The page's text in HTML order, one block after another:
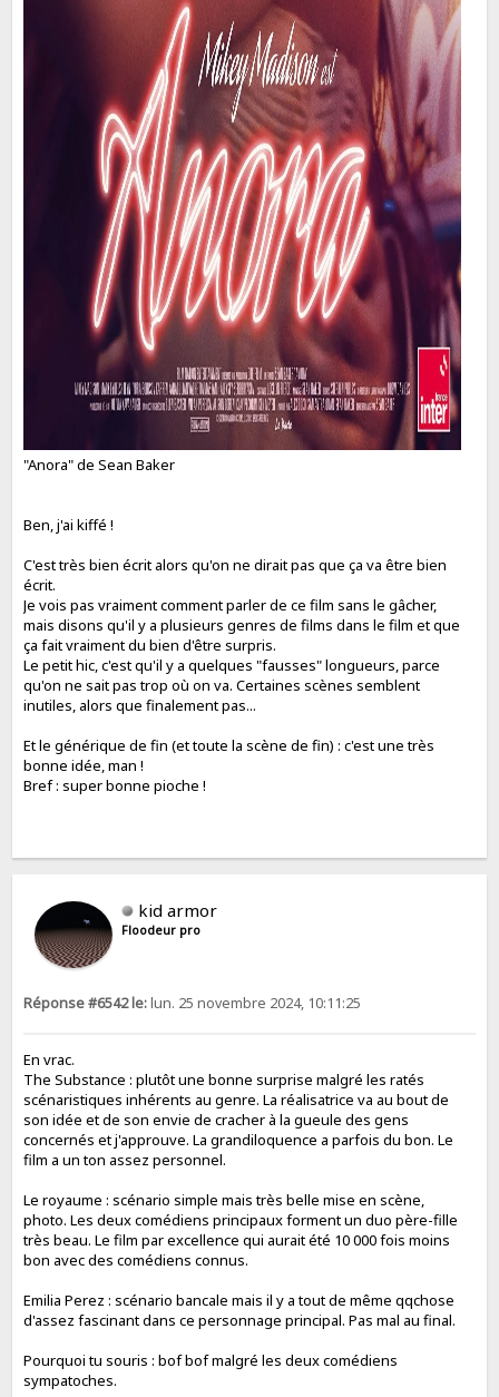
"Anora" de Sean Baker
Ben, j'ai kiffé !
C'est très bien écrit alors qu'on ne dirait pas que ça va être bien
écrit.
Je vois pas vraiment comment parler de ce film sans le gâcher,
mais disons qu'il y a plusieurs genres de films dans le film et que
ça fait vraiment du bien d'être surpris.
Le petit hic, c'est qu'il y a quelques "fausses" longueurs, parce
qu'on ne sait pas trop où on va. Certaines scènes semblent
inutiles, alors que finalement pas...
Et le générique de fin (et toute la scène de fin) : c'est une très
bonne idée, man !
Bref : super bonne pioche !
kid armor
Floodeur pro
Réponse #6542 le:lun. 25 novembre 2024, 10:11:25
En vrac.
The Substance : plutôt une bonne surprise malgré les ratés
scénaristiques inhérents au genre. La réalisatrice va au bout de
son idée et de son envie de cracher à la gueule des gens
concernés et j'approuve. La grandiloquence a parfois du bon. Le
film a un ton assez personnel.
Le royaume : scénario simple mais très belle mise en scène,
photo. Les deux comédiens principaux forment un duo père-fille
très beau. Le film par excellence qui aurait été 10 000 fois moins
bon avec des comédiens connus.
Emilia Perez : scénario bancale mais il y a tout de même qqchose
d'assez fascinant dans ce personnage principal. Pas mal au final.
Pourquoi tu souris : bof bof malgré les deux comédiens
sympatoches.